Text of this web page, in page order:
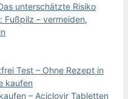
unterschätzte Risiko
Fußpilz – vermeiden,
Test – Ohne Rezept in
kaufen
– Aciclovir Tabletten